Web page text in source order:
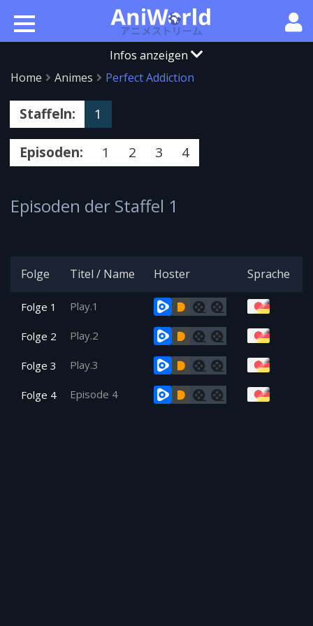
Infos anzeigen
Home
Animes Perfect Addiction
Staffeln: 1
Episoden: 1 2 3 4
Episoden der Staffel 1
Folge Titel / Name Hoster Sprache
Folge 1 Play.1
Folge 2 Play.2
Folge 3 Play.3
Folge 4 Episode 4